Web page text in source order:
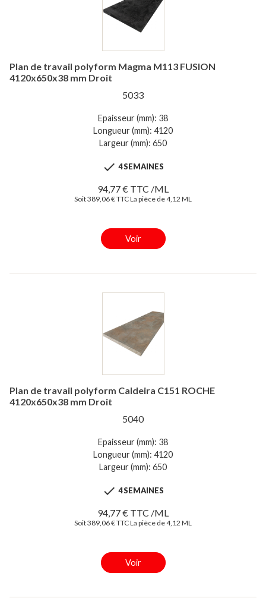
Plan de travail polyform Magma M113 FUSION
4120x650x38 mm Droit
5033
Epaisseur (mm): 38
Longueur (mm): 4120
Largeur (mm): 650
 4 SEMAINES
94,77 € TTC /ML
Soit 389,06 € TTC La pièce de 4,12 ML
Voir
Plan de travail polyform Caldeira C151 ROCHE
4120x650x38 mm Droit
5040
Epaisseur (mm): 38
Longueur (mm): 4120
Largeur (mm): 650
 4 SEMAINES
94,77 € TTC /ML
Soit 389,06 € TTC La pièce de 4,12 ML
Voir